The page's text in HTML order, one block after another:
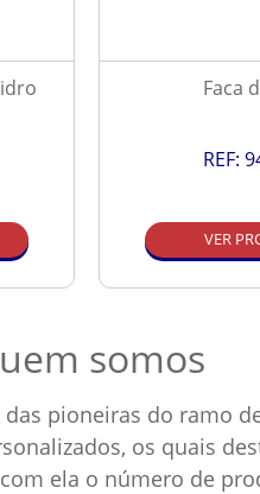
Faca
REF:
VER
somos
pioneiras do ramo
os quais
ela o número de